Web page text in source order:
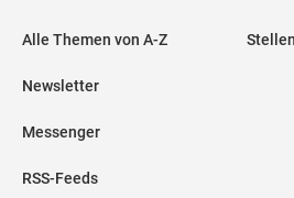
Alle Themen von A-Z
Newsletter
Messenger
RSS-Feeds